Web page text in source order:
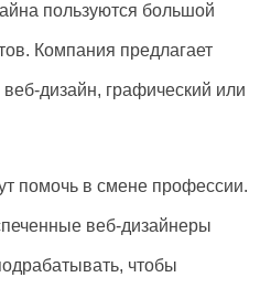
пользуются большой
Компания предлагает
дизайн, графический или
помочь в смене профессии.
веб-дизайнеры
чтобы